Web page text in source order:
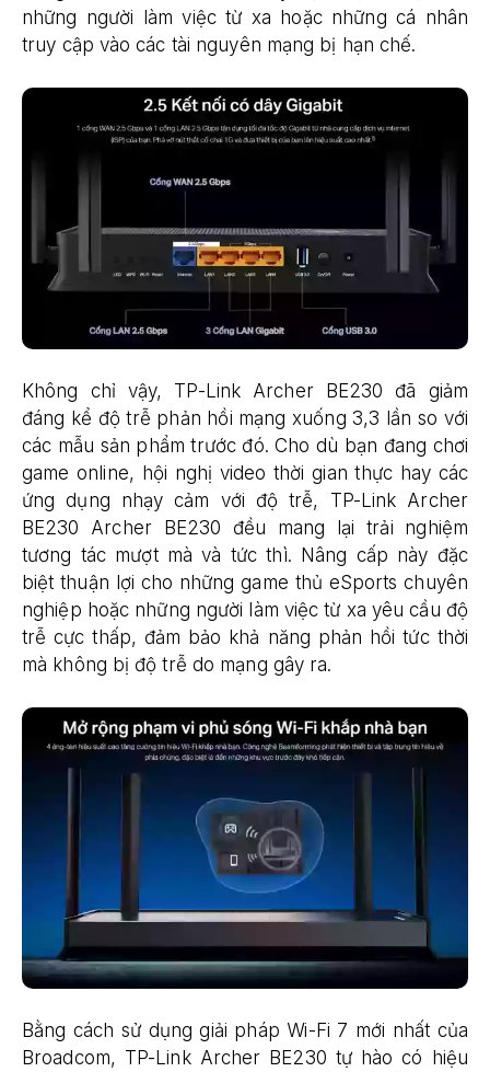
những người làm việc từ xa hoặc những cá nhân
truy cập vào các tài nguyên mạng bị hạn chế.
Không chỉ vậy, TP-Link Archer BE230 đã giảm
đáng kể độ trễ phản hồi mạng xuống 3,3 lần so với
các mẫu sản phẩm trước đó. Cho dù bạn đang chơi
game online, hội nghị video thời gian thực hay các
ứng dụng nhạy cảm với độ trễ, TP-Link Archer
BE230 Archer BE230 đều mang lại trải nghiệm
tương tác mượt mà và tức thì. Nâng cấp này đặc
biệt thuận lợi cho những game thủ eSports chuyên
nghiệp hoặc những người làm việc từ xa yêu cầu độ
trễ cực thấp, đảm bảo khả năng phản hồi tức thời
mà không bị độ trễ do mạng gây ra.
Bằng cách sử dụng giải pháp Wi-Fi 7 mới nhất của
Broadcom, TP-Link Archer BE230 tự hào có hiệu